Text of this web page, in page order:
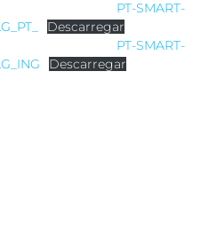
PT-SMART-
Descarregar
PT-SMART-
Descarregar